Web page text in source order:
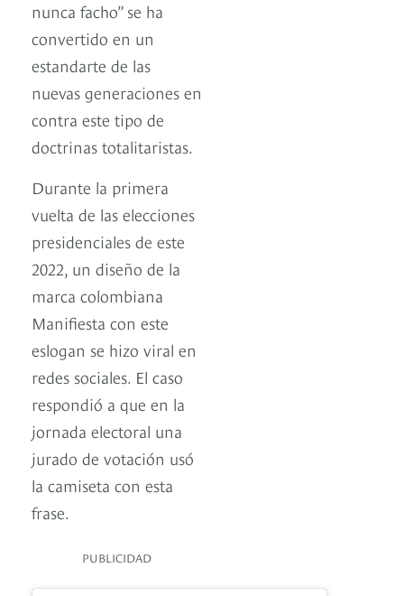
nunca facho” se ha
convertido en un
estandarte de las
nuevas generaciones en
contra este tipo de
doctrinas totalitaristas.
Durante la primera
vuelta de las elecciones
presidenciales de este
2022, un diseño de la
marca colombiana
Manifiesta con este
eslogan se hizo viral en
redes sociales. El caso
respondió a que en la
jornada electoral una
jurado de votación usó
la camiseta con esta
frase.
PUBLICIDAD